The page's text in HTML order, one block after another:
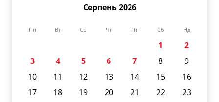
Серпень 2026
Пн Вт Ср Чт Пт Сб Нд
1
2
3
4 5 6 7 8
9
10
11 12 13 14 15
16
17
18 19 20 21 22
23